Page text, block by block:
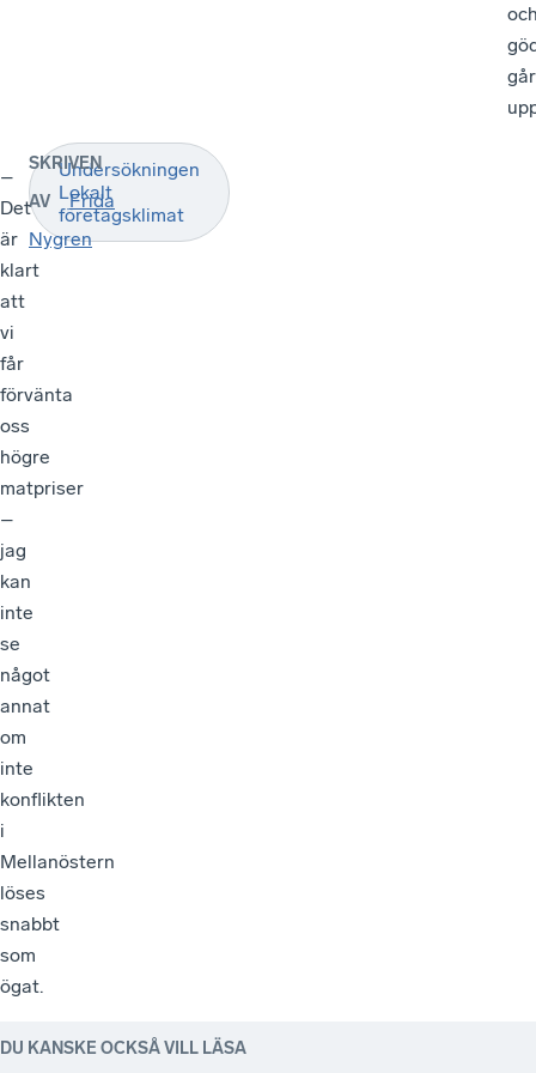
går
–
Det
är
klart
att
vi
får
förvänta
oss
högre
matpriser
–
jag
kan
inte
se
något
annat
om
inte
konflikten
i
Mellanöstern
löses
snabbt
som
ögat.
Undersökningen
Lokalt
företagsklimat
SKRIVEN
AV
Frida
Nygren
DU KANSKE OCKSÅ VILL LÄSA